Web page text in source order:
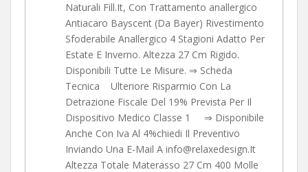
Naturali Fill.It, Con Trattamento anallergico
Antiacaro Bayscent (Da Bayer) Rivestimento
Sfoderabile Anallergico 4 Stagioni Adatto Per
Estate E Inverno. Altezza 27 Cm Rigido.
Disponibili Tutte Le Misure. ⇒ Scheda
Tecnica Ulteriore Risparmio Con La
Detrazione Fiscale Del 19% Prevista Per Il
Dispositivo Medico Classe 1 ⇒ Disponibile
Anche Con Iva Al 4%chiedi Il Preventivo
Inviando Una E-Mail A info@relaxedesign.It
Altezza Totale Materasso 27 Cm 400 Molle